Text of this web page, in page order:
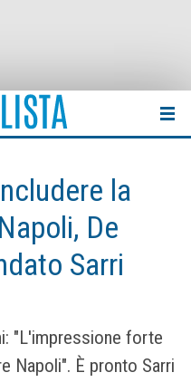
la
De
Sarri
"L'impressione forte
Napoli". È pronto Sarri